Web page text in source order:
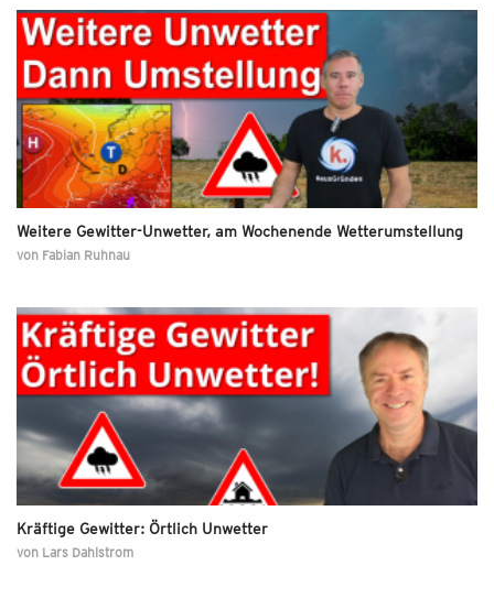
Weitere Gewitter-Unwetter, am Wochenende Wetterumstellung
von Fabian Ruhnau
Kräftige Gewitter: Örtlich Unwetter
von Lars Dahlstrom